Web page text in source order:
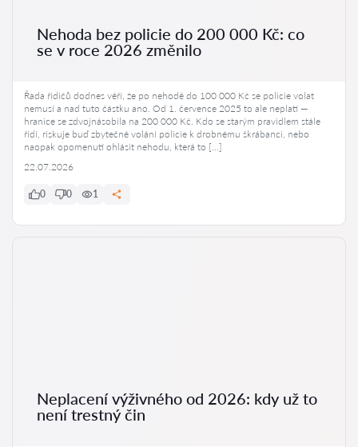
Nehoda bez policie do 200 000 Kč: co
se v roce 2026 změnilo
Řada řidičů dodnes věří, že po nehodě do 100 000 Kč se policie volat
nemusí a nad tuto částku ano. Od 1. července 2025 to ale neplatí —
hranice se zdvojnásobila na 200 000 Kč. Kdo se starým pravidlem stále
řídí, riskuje buď zbytečné volání policie k drobnému škrábanci, nebo
naopak opomenutí ohlásit nehodu, která to […]
22.07.2026
0 0 1
Neplacení výživného od 2026: kdy už to
není trestný čin